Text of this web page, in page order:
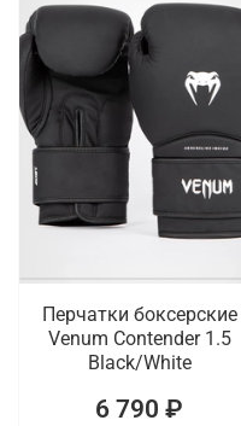
Перчатки боксерские
Venum Contender 1.5
Black/White
6 790 ₽